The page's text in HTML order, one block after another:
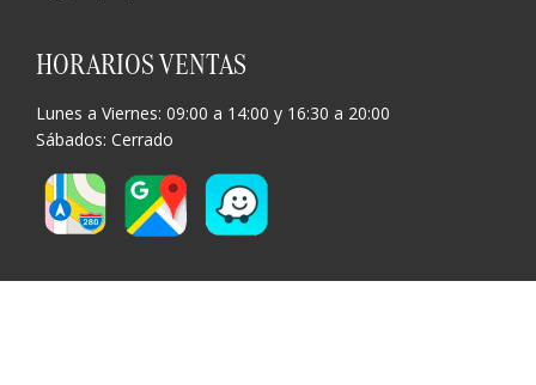
HORARIOS VENTAS
Lunes a Viernes: 09:00 a 14:00 y 16:30 a 20:00
Sábados: Cerrado